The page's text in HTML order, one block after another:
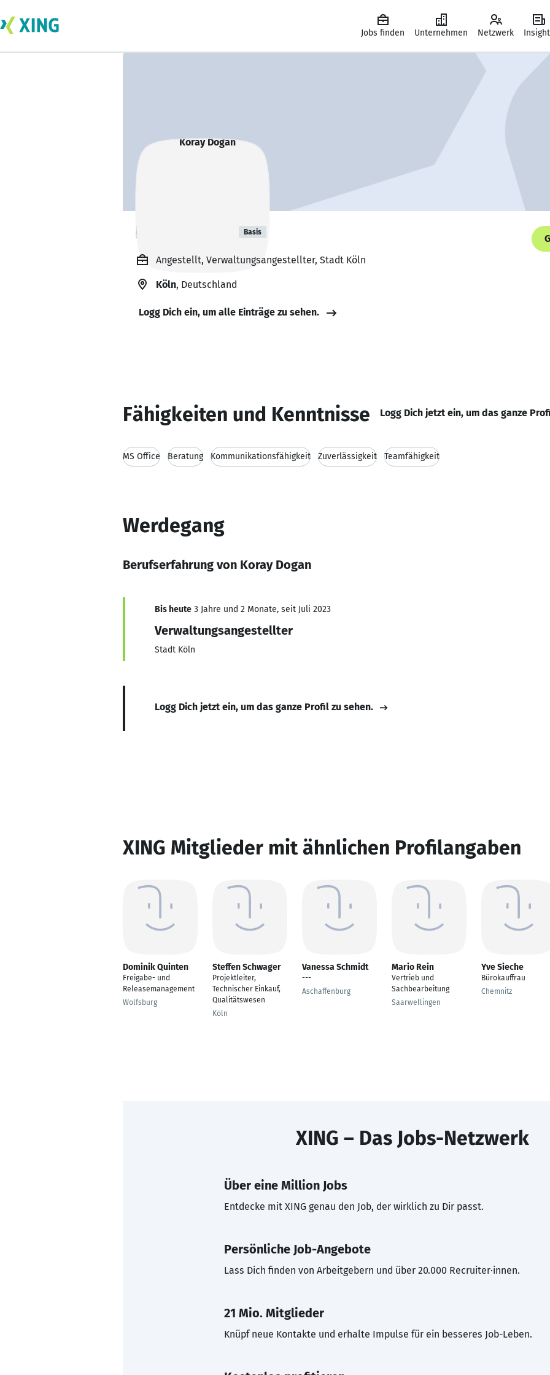
Jobs finden Unternehmen Netzwerk
Koray Dogan Basis
Angestellt, Verwaltungsangestellter, Stadt Köln
Köln, Deutschland
Logg Dich ein, um alle Einträge zu sehen.
Fähigkeiten und Kenntnisse Logg Dich jetzt ein, um das ganze
MS Office Beratung Kommunikationsfähigkeit Zuverlässigkeit Teamfähigkeit
Werdegang
Berufserfahrung von Koray Dogan
Bis heute 3 Jahre und 2 Monate, seit Juli 2023
Verwaltungsangestellter
Stadt Köln
Logg Dich jetzt ein, um das ganze Profil zu sehen.
XING Mitglieder mit ähnlichen Profilangaben
Dominik Quinten
Freigabe- und
Releasemanagement
Wolfsburg
Steffen Schwager
Projektleiter,
Technischer Einkauf,
Qualitätswesen
Köln
Vanessa Schmidt
---
Aschaffenburg
Mario Rein
Vertrieb und
Sachbearbeitung
Saarwellingen
Yve Sieche
Bürokauffrau
Chemnitz
XING – Das Jobs-Netzwerk
Über eine Million Jobs
Entdecke mit XING genau den Job, der wirklich zu Dir passt.
Persönliche Job-Angebote
Lass Dich finden von Arbeitgebern und über 20.000 Recruiter·innen.
21 Mio. Mitglieder
Knüpf neue Kontakte und erhalte Impulse für ein besseres Job-Leben.